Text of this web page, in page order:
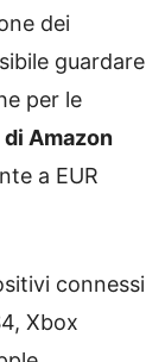
dei
guardare
per le
Amazon
a EUR
connessi
Xbox